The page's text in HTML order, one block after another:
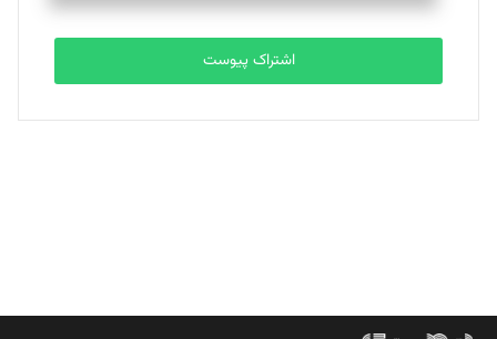
تحریریه
بابک نقاش
تحریریه
اشتراک پیوست